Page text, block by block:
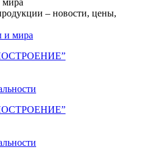
– новости, цены,